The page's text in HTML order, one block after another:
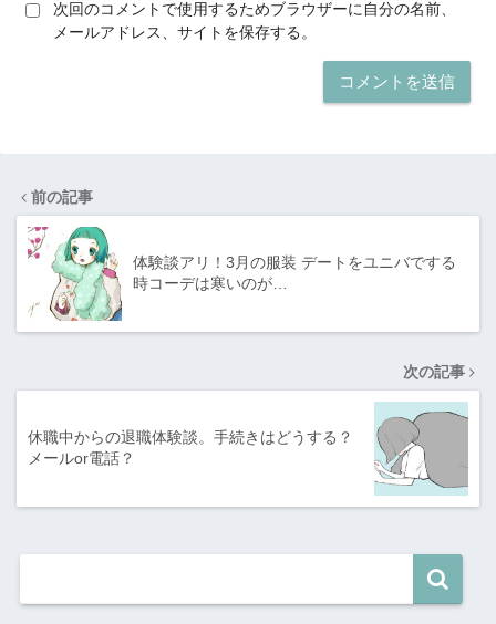
次回のコメントで使用するためブラウザーに自分の名前、
メールアドレス、サイトを保存する。
前の記事
体験談アリ！3月の服装 デートをユニバでする
時コーデは寒いのが…
次の記事
休職中からの退職体験談。手続きはどうする？
メールor電話？